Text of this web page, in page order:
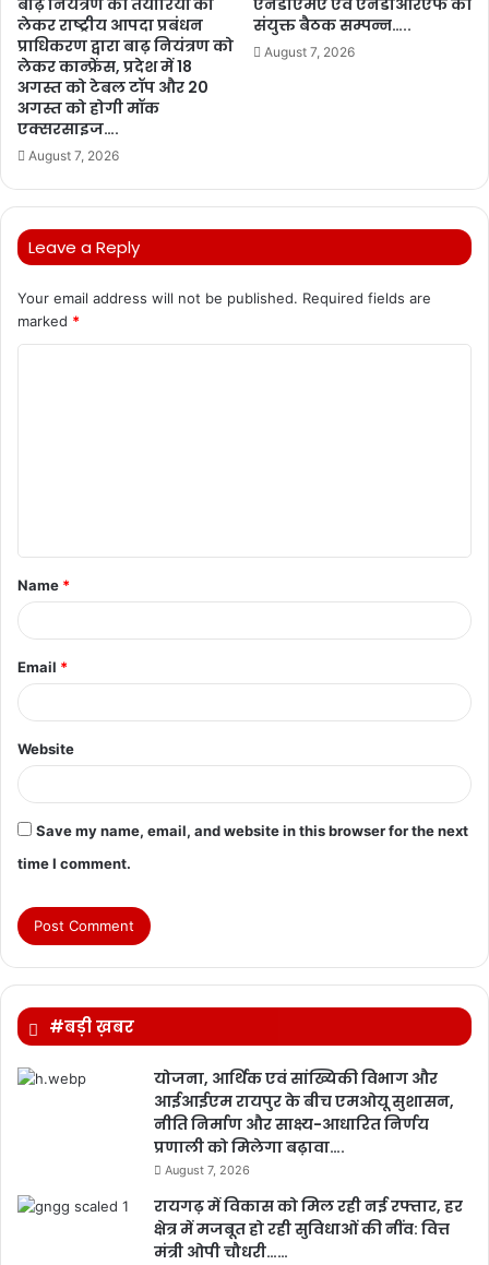
लेकर राष्ट्रीय आपदा प्रबंधन
प्राधिकरण द्वारा बाढ़ नियंत्रण को
लेकर कान्फ्रेंस, प्रदेश में 18
अगस्त को टेबल टॉप और 20
अगस्त को होगी मॉक
एक्सरसाइज….
August 7, 2026
संयुक्त बैठक सम्पन्न…..
August 7, 2026
Leave a Reply
Your email address will not be published. Required fields are
marked *
t
*
Name *
Email *
Website
Save my name, email, and website in this browser for the next
time I comment.
#बड़ी ख़बर
योजना, आर्थिक एवं सांख्यिकी विभाग और
आईआईएम रायपुर के बीच एमओयू सुशासन,
नीति निर्माण और साक्ष्य-आधारित निर्णय
प्रणाली को मिलेगा बढ़ावा….
August 7, 2026
रायगढ़ में विकास को मिल रही नई रफ्तार, हर
क्षेत्र में मजबूत हो रही सुविधाओं की नींव: वित्त
मंत्री ओपी चौधरी……